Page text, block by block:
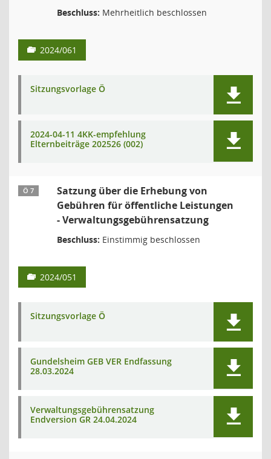
Beschluss: Mehrheitlich beschlossen
2024/061
Sitzungsvorlage Ö
2024-04-11 4KK-empfehlung
Elternbeiträge 202526 (002)
Ö 7
Satzung über die Erhebung von
Gebühren für öffentliche Leistungen
- Verwaltungsgebührensatzung
Beschluss: Einstimmig beschlossen
2024/051
Sitzungsvorlage Ö
Gundelsheim GEB VER Endfassung
28.03.2024
Verwaltungsgebührensatzung
Endversion GR 24.04.2024